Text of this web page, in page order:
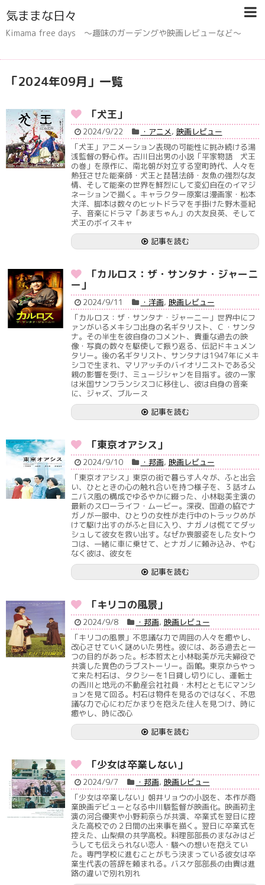
気ままな日々
Kimama free days 〜趣味のガーデングや映画レビューなど〜
「2024年09月 」 一覧
「犬王」
2024/9/22 ・アニメ, 映画レビュー
「犬王」アニメーション表現の可能性に挑み続ける湯
浅監督の野心作。古川日出男の小説「平家物語 犬王
の巻」を原作に、南北朝が対立する室町時代、人々を
熱狂させた能楽師・犬王と琵琶法師・友魚の強烈な友
情、そして能楽の世界を鮮烈にして変幻自在のイマジ
ネーションで描く。キャラクター原案は漫画家・松本
大洋、脚本は数々のヒットドラマを手掛けた野木亜紀
子、音楽にドラマ「あまちゃん」の大友良英、そして
犬王のボイスキャ
記事を読む
「カルロス：ザ・サンタナ・ジャーニ
ー」
2024/9/11 ・洋画, 映画レビュー
「カルロス：ザ・サンタナ・ジャーニー」世界中にフ
ァンがいるメキシコ出身の名ギタリスト、Ｃ・サンタ
ナ。その半生を彼自身のコメント、貴重な過去の映
像・写真の数々を駆使して振り返る、伝記ドキュメン
タリー。後の名ギタリスト、サンタナは1947年にメキ
シコで生まれ、マリアッチのバイオリニストである父
親の影響を受け、ミュージシャンを目指す。彼の一家
は米国サンフランシスコに移住し、彼は自身の音楽
に、ジャズ、ブルース
記事を読む
「東京オアシス」
2024/9/10 ・邦画, 映画レビュー
「東京オアシス」東京の街で暮らす人々が、ふと出会
い、ひとときの心の触れ合いを持つ様子を、３話オム
ニバス風の構成でゆるやかに綴った、小林聡美主演の
最新のスローライフ・ムービー。深夜、国道の脇でナ
ガノが一服中、ひとりの女性が走行中のトラックめが
けて駆け出すのがふと目に入り、ナガノは慌ててダッ
シュして彼女を救い出す。なぜか喪服姿をした女トウ
コは、一緒に車に乗せて、とナガノに頼み込み、やむ
なく彼は、彼女を
記事を読む
「キリコの風景」
2024/9/8 ・邦画, 映画レビュー
「キリコの風景」不思議な力で周囲の人々を癒やし、
改心させていく謎めいた男性。彼には、ある過去と一
つの目的があった。杉本哲太と小林聡美が元夫婦役で
共演した異色のラブストーリー。函館。東京からやっ
て来た村石は、タクシーを1日貸し切りにし、運転士
の西川と地元の不動産会社社員・木村とともにマンシ
ョンを見て回る。村石は物件を見るのではなく、不思
議な力で心にわだかまりを抱えた住人を見つけ、時に
癒やし、時に改心
記事を読む
「少女は卒業しない」
2024/9/7 ・邦画, 映画レビュー
「少女は卒業しない」朝井リョウの小説を、本作が商
業映画デビューとなる中川駿監督が映画化。映画初主
演の河合優実や小野莉奈らが共演、卒業式を翌日に控
えた高校での２日間の出来事を描く。翌日に卒業式を
控えた、山梨県の共学高校。料理部部長のまなみはど
うしても伝えられない恋人・駿への想いを抱えてい
た。専門学校に進むことがもう決まっている彼女は卒
業生代表の答辞を頼まれる。バスケ部部長の由貴は進
路の違いで別れ別れ